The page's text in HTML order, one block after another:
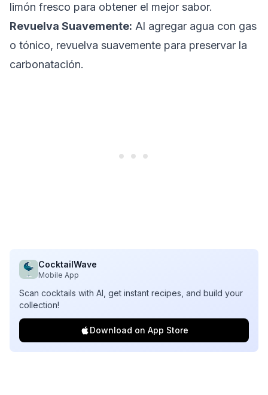
limón fresco para obtener el mejor sabor.
Revuelva Suavemente: Al agregar agua con gas
o tónico, revuelva suavemente para preservar la
carbonatación.
CocktailWave
Mobile App
Scan cocktails with AI, get instant recipes, and build your
collection!
Download on App Store